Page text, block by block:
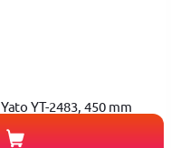
YT-2483, 450 mm